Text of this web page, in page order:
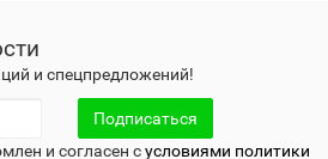
и спецпредложений!
Подписаться
и согласен сусловиями политики